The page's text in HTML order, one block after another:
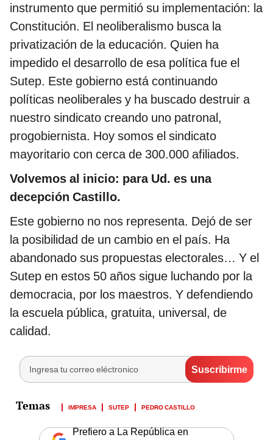
instrumento que permitió su implementación: la
Constitución. El neoliberalismo busca la
privatización de la educación. Quien ha
impedido el desarrollo de esa política fue el
Sutep. Este gobierno está continuando
políticas neoliberales y ha buscado destruir a
nuestro sindicato creando uno patronal,
progobiernista. Hoy somos el sindicato
mayoritario con cerca de 300.000 afiliados.
Volvemos al inicio: para Ud. es una
decepción Castillo.
Este gobierno no nos representa. Dejó de ser
la posibilidad de un cambio en el país. Ha
abandonado sus propuestas electorales… Y el
Sutep en estos 50 años sigue luchando por la
democracia, por los maestros. Y defendiendo
la escuela pública, gratuita, universal, de
calidad.
IMPRESA SUTEP PEDRO CASTILLO
Prefiero a La República en